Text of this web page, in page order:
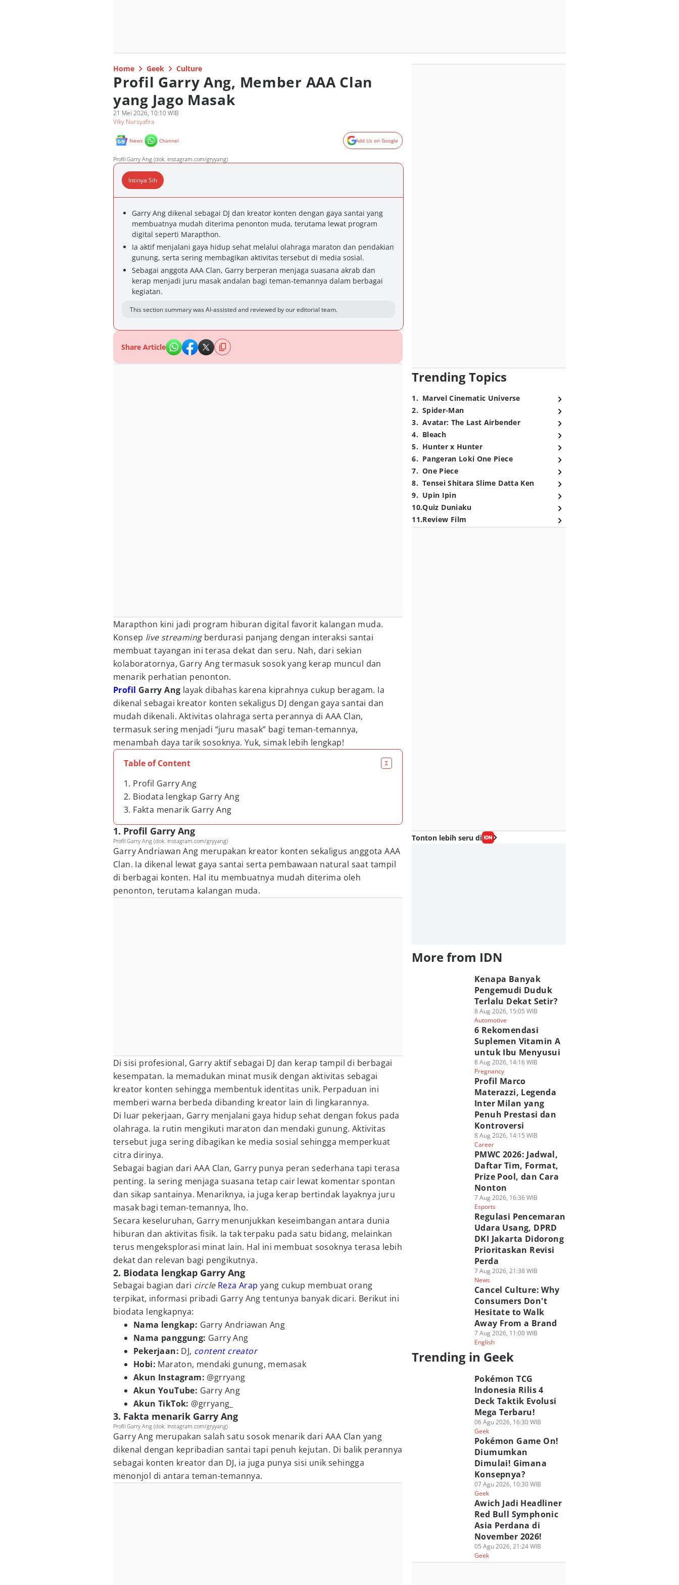
Home Geek Culture
Profil Garry Ang, Member AAA Clan
yang Jago Masak
21 Mei 2026, 10:10 WIB
Viky Nursyafira
News Channel Add Us on Google
Profil Garry Ang (dok. instagram.com/gryyang)
Intinya Sih
Garry Ang dikenal sebagai DJ dan kreator konten dengan gaya santai yang
membuatnya mudah diterima penonton muda, terutama lewat program
digital seperti Marapthon.
Ia aktif menjalani gaya hidup sehat melalui olahraga maraton dan pendakian
gunung, serta sering membagikan aktivitas tersebut di media sosial.
Sebagai anggota AAA Clan, Garry berperan menjaga suasana akrab dan
kerap menjadi juru masak andalan bagi teman-temannya dalam berbagai
kegiatan.
This section summary was AI-assisted and reviewed by our editorial team.
Share Article
Marapthon kini jadi program hiburan digital favorit kalangan muda.
Konsep live streamingberdurasi panjang dengan interaksi santai
membuat tayangan ini terasa dekat dan seru. Nah, dari sekian
kolaboratornya, Garry Ang termasuk sosok yang kerap muncul dan
menarik perhatian penonton.
Profil Garry Ang layak dibahas karena kiprahnya cukup beragam. Ia
dikenal sebagai kreator konten sekaligus DJ dengan gaya santai dan
mudah dikenali. Aktivitas olahraga serta perannya di AAA Clan,
termasuk sering menjadi “juru masak” bagi teman-temannya,
menambah daya tarik sosoknya. Yuk, simak lebih lengkap!
Table of Content
1. Profil Garry Ang
2. Biodata lengkap Garry Ang
3. Fakta menarik Garry Ang
1. Profil Garry Ang
Profil Garry Ang (dok. instagram.com/gryyang)
Garry Andriawan Ang merupakan kreator konten sekaligus anggota AAA
Clan. Ia dikenal lewat gaya santai serta pembawaan natural saat tampil
di berbagai konten. Hal itu membuatnya mudah diterima oleh
penonton, terutama kalangan muda.
Di sisi profesional, Garry aktif sebagai DJ dan kerap tampil di berbagai
kesempatan. Ia memadukan minat musik dengan aktivitas sebagai
kreator konten sehingga membentuk identitas unik. Perpaduan ini
memberi warna berbeda dibanding kreator lain di lingkarannya.
Di luar pekerjaan, Garry menjalani gaya hidup sehat dengan fokus pada
olahraga. Ia rutin mengikuti maraton dan mendaki gunung. Aktivitas
tersebut juga sering dibagikan ke media sosial sehingga memperkuat
citra dirinya.
Sebagai bagian dari AAA Clan, Garry punya peran sederhana tapi terasa
penting. Ia sering menjaga suasana tetap cair lewat komentar spontan
dan sikap santainya. Menariknya, ia juga kerap bertindak layaknya juru
masak bagi teman-temannya, lho.
Secara keseluruhan, Garry menunjukkan keseimbangan antara dunia
hiburan dan aktivitas fisik. Ia tak terpaku pada satu bidang, melainkan
terus mengeksplorasi minat lain. Hal ini membuat sosoknya terasa lebih
dekat dan relevan bagi pengikutnya.
2. Biodata lengkap Garry Ang
Sebagai bagian dari circle Reza Arap yang cukup membuat orang
terpikat, informasi pribadi Garry Ang tentunya banyak dicari. Berikut ini
biodata lengkapnya:
Nama lengkap: Garry Andriawan Ang
Nama panggung: Garry Ang
Pekerjaan: DJ, content creator
Hobi: Maraton, mendaki gunung, memasak
Akun Instagram: @grryang
Akun YouTube: Garry Ang
Akun TikTok: @grryang_
3. Fakta menarik Garry Ang
Profil Garry Ang (dok. instagram.com/gryyang)
Garry Ang merupakan salah satu sosok menarik dari AAA Clan yang
dikenal dengan kepribadian santai tapi penuh kejutan. Di balik perannya
sebagai konten kreator dan DJ, ia juga punya sisi unik sehingga
menonjol di antara teman-temannya.
Trending Topics
1. Marvel Cinematic Universe
2. Spider-Man
3. Avatar: The Last Airbender
4. Bleach
5. Hunter x Hunter
6. Pangeran Loki One Piece
7. One Piece
8. Tensei Shitara Slime Datta Ken
9. Upin Ipin
10.Quiz Duniaku
11.Review Film
Tonton lebih seru di
More from IDN
Kenapa Banyak
Pengemudi Duduk
Terlalu Dekat Setir?
8 Aug 2026, 15:05 WIB
Automotive
6 Rekomendasi
Suplemen Vitamin A
untuk Ibu Menyusui
8 Aug 2026, 14:16 WIB
Pregnancy
Profil Marco
Materazzi, Legenda
Inter Milan yang
Penuh Prestasi dan
Kontroversi
8 Aug 2026, 14:15 WIB
Career
PMWC 2026: Jadwal,
Daftar Tim, Format,
Prize Pool, dan Cara
Nonton
7 Aug 2026, 16:36 WIB
Esports
Regulasi Pencemaran
Udara Usang, DPRD
DKI Jakarta Didorong
Prioritaskan Revisi
Perda
7 Aug 2026, 21:38 WIB
News
Cancel Culture: Why
Consumers Don't
Hesitate to Walk
Away From a Brand
7 Aug 2026, 11:00 WIB
English
Trending in Geek
Pokémon TCG
Indonesia Rilis 4
Deck Taktik Evolusi
Mega Terbaru!
06 Agu 2026, 16:30 WIB
Geek
Pokémon Game On!
Diumumkan
Dimulai! Gimana
Konsepnya?
07 Agu 2026, 10:30 WIB
Geek
Awich Jadi Headliner
Red Bull Symphonic
Asia Perdana di
November 2026!
05 Agu 2026, 21:24 WIB
Geek